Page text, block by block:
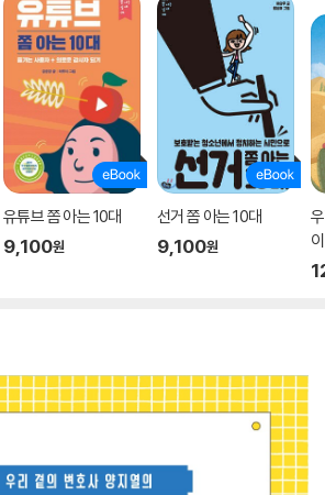
유튜브 쫌 아는 10대
9,100원
선거 쫌 아는 10대
9,100원